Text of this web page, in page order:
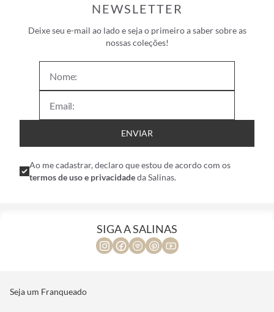
NEWSLETTER
Deixe seu e-mail ao lado e seja o primeiro a saber sobre as
nossas coleções!
ENVIAR
Ao me cadastrar, declaro que estou de acordo com os
termos de uso e privacidadeda Salinas.
SIGA A SALINAS
Seja um Franqueado